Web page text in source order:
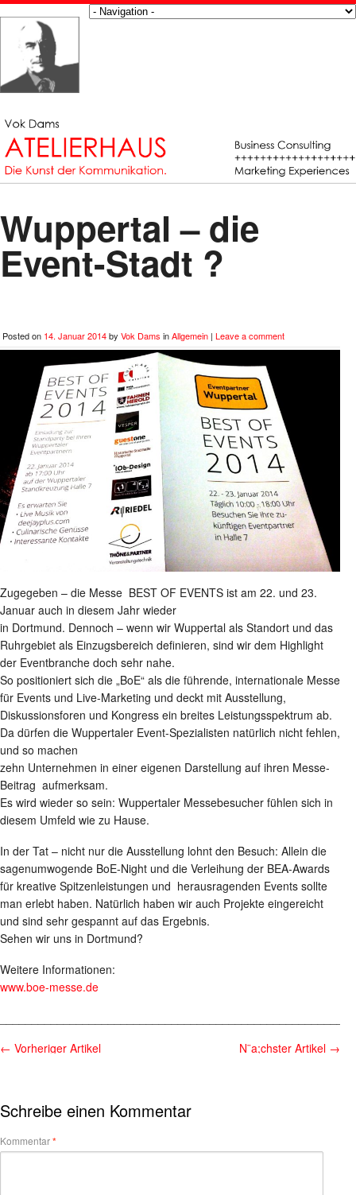
Wuppertal – die
Event-Stadt ?
Posted on 14. Januar 2014by Vok Dams inAllgemein | Leave a comment
Zugegeben – die Messe BEST OF EVENTS ist am 22. und 23.
Januar auch in diesem Jahr wieder
in Dortmund. Dennoch – wenn wir Wuppertal als Standort und das
Ruhrgebiet als Einzugsbereich definieren, sind wir dem Highlight
der Eventbranche doch sehr nahe.
So positioniert sich die „BoE“ als die führende, internationale Messe
für Events und Live-Marketing und deckt mit Ausstellung,
Diskussionsforen und Kongress ein breites Leistungsspektrum ab.
Da dürfen die Wuppertaler Event-Spezialisten natürlich nicht fehlen,
und so machen
zehn Unternehmen in einer eigenen Darstellung auf ihren Messe-
Beitrag aufmerksam.
Es wird wieder so sein: Wuppertaler Messebesucher fühlen sich in
diesem Umfeld wie zu Hause.
In der Tat – nicht nur die Ausstellung lohnt den Besuch: Allein die
sagenumwogende BoE-Night und die Verleihung der BEA-Awards
für kreative Spitzenleistungen und herausragenden Events sollte
man erlebt haben. Natürlich haben wir auch Projekte eingereicht
und sind sehr gespannt auf das Ergebnis.
Sehen wir uns in Dortmund?
Weitere Informationen:
www.boe-messe.de
← Vorheriger Artikel N¨a;chster Artikel →
Schreibe einen Kommentar
Kommentar*